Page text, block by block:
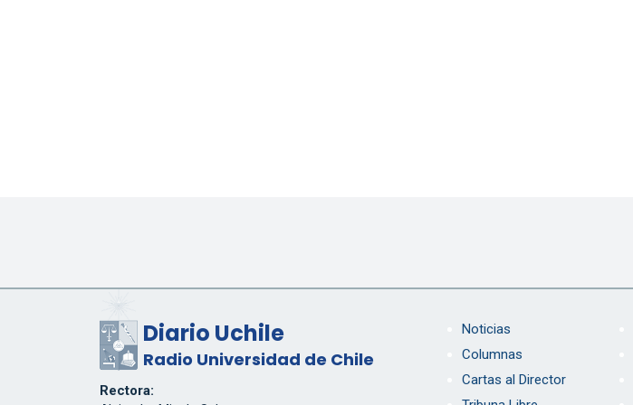
Diario Uchile
Radio Universidad de Chile
Rectora:
Noticias
Columnas
Cartas al Director